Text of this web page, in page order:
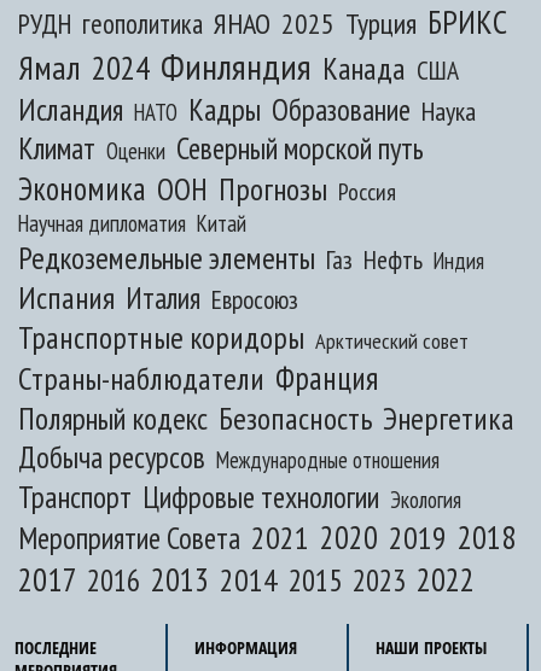
РУДН геополитика ЯНАО 2025 Турция БРИКС
Ямал 2024 Финляндия Канада США
Исландия НАТО Кадры Образование Наука
Климат Оценки Северный морской путь
Экономика ООН Прогнозы Россия
Научная дипломатия Китай
Редкоземельные элементы Газ Нефть Индия
Испания Италия Евросоюз
Транспортные коридоры Арктический совет
Страны-наблюдатели Франция
Полярный кодекс Безопасность Энергетика
Добыча ресурсов Международные отношения
Транспорт Цифровые технологии Экология
Мероприятие Совета 2021 2020 2019 2018
2017 2016 2013 2014 2015 2023 2022
ПОСЛЕДНИЕ
ИНФОРМАЦИЯ НАШИ ПРОЕКТЫ